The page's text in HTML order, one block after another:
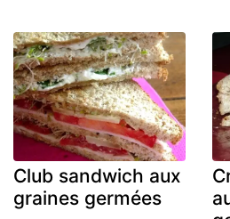
Club sandwich aux
graines germées